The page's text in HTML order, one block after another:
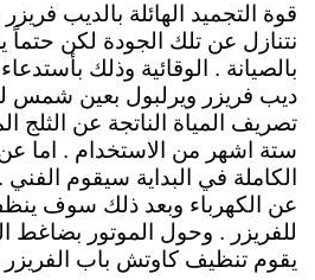
قوة التجميد الهائلة بالديب فريزر
نتنازل عن تلك الجودة لكن حتماً
بالصيانة . الوقائية وذلك
ديب فريزر ويرلبول بعين شمس
تصريف المياة الناتجة عن الثلج
ستة اشهر من الاستخدام . اما عن
الكاملة في البداية سيقوم
عن الكهرباء وبعد ذلك سوف
للفريزر . وحول الموتور بضاغط
يقوم تنظيف كاوتش باب